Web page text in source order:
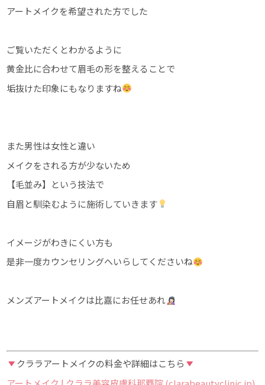
アートメイクを希望された方でした
ご覧いただくとわかるように
黄金比に合わせて眉毛の形を整えることで
垢抜けた印象にもなりますね
また男性は女性と違い
メイクをされる方が少ないため
【毛並み】という技法で
自眉と馴染むように施術していきます
イメージがわきにくい方も
是非一度カウンセリングへいらしてくださいね
メンズアートメイクは比嘉にお任せあれ
クララアートメイクの料金や詳細はこちら